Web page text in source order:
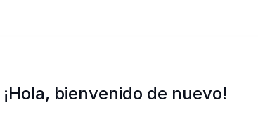
¡Hola, bienvenido de nuevo!